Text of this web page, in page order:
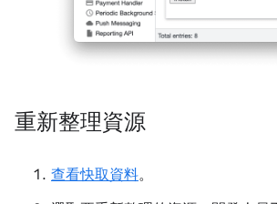
重新整理資源
查看快取資料。